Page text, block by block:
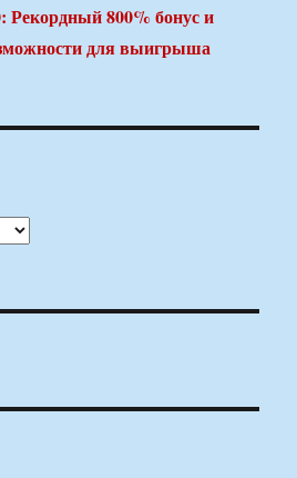
Рекордный 800% бонус и
для выигрыша